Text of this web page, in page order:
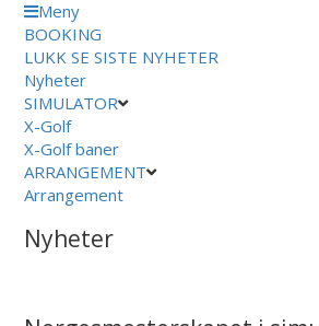
Meny
BOOKING
LUKK SE SISTE NYHETER
Nyheter
SIMULATOR
X-Golf
X-Golf baner
ARRANGEMENT
Arrangement
Nyheter